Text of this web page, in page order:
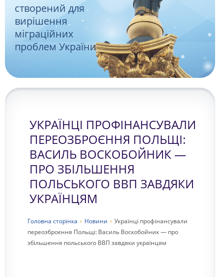
створений для
вирішення
міграційних
проблем України
УКРАЇНЦІ ПРОФІНАНСУВАЛИ
ПЕРЕОЗБРОЄННЯ ПОЛЬЩІ:
ВАСИЛЬ ВОСКОБОЙНИК —
ПРО ЗБІЛЬШЕННЯ
ПОЛЬСЬКОГО ВВП ЗАВДЯКИ
УКРАЇНЦЯМ
Головна сторiнка › Новини › Українці профінансували
переозброєння Польщі: Василь Воскобойник — про
збільшення польського ВВП завдяки українцям